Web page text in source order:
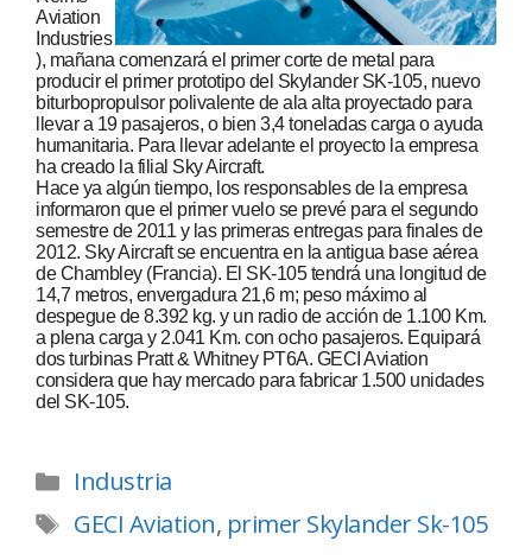
Aviation
Industries
), mañana comenzará el primer corte de metal para
producir el primer prototipo del Skylander SK-105, nuevo
biturbopropulsor polivalente de ala alta proyectado para
llevar a 19 pasajeros, o bien 3,4 toneladas carga o ayuda
humanitaria. Para llevar adelante el proyecto la empresa
ha creado la filial Sky Aircraft.
Hace ya algún tiempo, los responsables de la empresa
informaron que el primer vuelo se prevé para el segundo
semestre de 2011 y las primeras entregas para finales de
2012. Sky Aircraft se encuentra en la antigua base aérea
de Chambley (Francia). El SK-105 tendrá una longitud de
14,7 metros, envergadura 21,6 m; peso máximo al
despegue de 8.392 kg. y un radio de acción de 1.100 Km.
a plena carga y 2.041 Km. con ocho pasajeros. Equipará
dos turbinas Pratt & Whitney PT6A. GECI Aviation
considera que hay mercado para fabricar 1.500 unidades
del SK-105.
Industria
GECI Aviation, primer Skylander Sk-105